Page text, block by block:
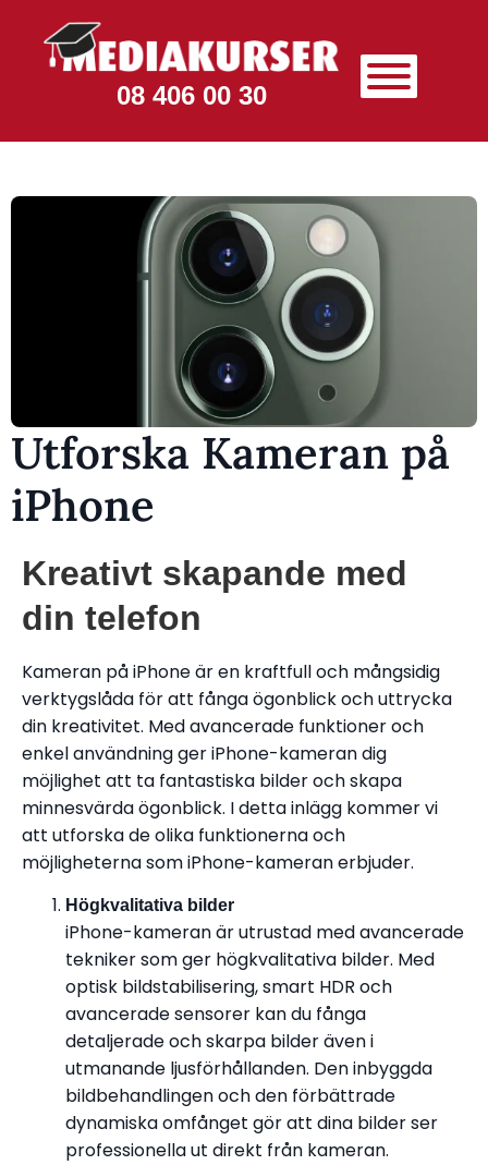
08 406 00 30
Utforska Kameran på
iPhone
Kreativt skapande med
din telefon
Kameran på iPhone är en kraftfull och mångsidig
verktygslåda för att fånga ögonblick och uttrycka
din kreativitet. Med avancerade funktioner och
enkel användning ger iPhone-kameran dig
möjlighet att ta fantastiska bilder och skapa
minnesvärda ögonblick. I detta inlägg kommer vi
att utforska de olika funktionerna och
möjligheterna som iPhone-kameran erbjuder.
Högkvalitativa bilder
iPhone-kameran är utrustad med avancerade
tekniker som ger högkvalitativa bilder. Med
optisk bildstabilisering, smart HDR och
avancerade sensorer kan du fånga
detaljerade och skarpa bilder även i
utmanande ljusförhållanden. Den inbyggda
bildbehandlingen och den förbättrade
dynamiska omfånget gör att dina bilder ser
professionella ut direkt från kameran.